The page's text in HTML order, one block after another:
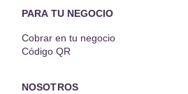
PARA TU NEGOCIO
Cobrar en tu negocio
Código QR
NOSOTROS